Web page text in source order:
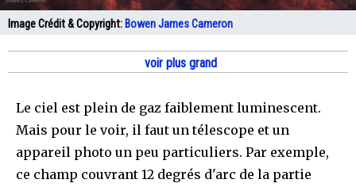
Image Crédit & Copyright: Bowen James Cameron
voir plus grand
Le ciel est plein de gaz faiblement luminescent.
Mais pour le voir, il faut un télescope et un
appareil photo un peu particuliers. Par exemple,
ce champ couvrant 12 degrés d'arc de la partie